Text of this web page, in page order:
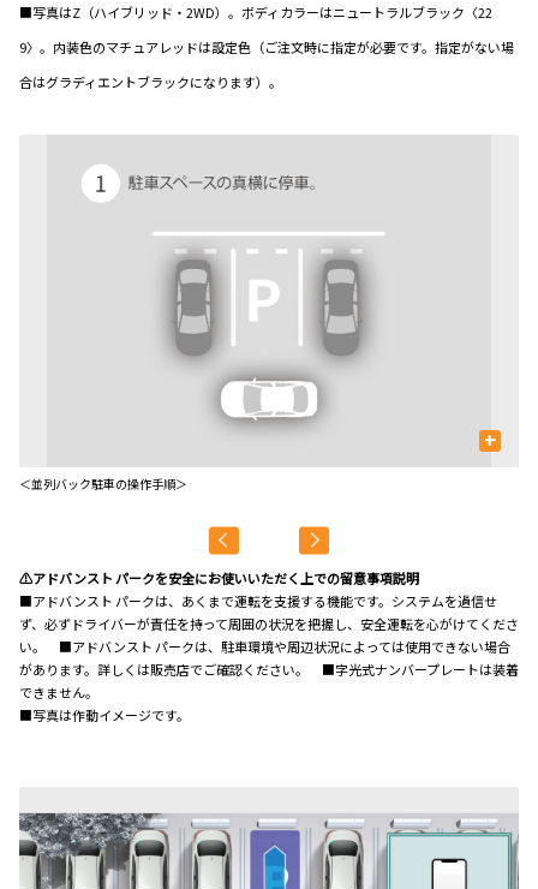
■写真はZ（ハイブリッド・2WD）。ボディカラーはニュートラルブラック〈22
9〉。内装色のマチュアレッドは設定色（ご注文時に指定が必要です。指定がない場
合はグラディエントブラックになります）。
+
＜並列バック駐車の操作手順＞
⚠アドバンスト パークを安全にお使いいただく上での留意事項説明
■アドバンスト パークは、あくまで運転を支援する機能です。システムを過信せ
ず、必ずドライバーが責任を持って周囲の状況を把握し、安全運転を心がけてくださ
い。 ■アドバンスト パークは、駐車環境や周辺状況によっては使用できない場合
があります。詳しくは販売店でご確認ください。 ■字光式ナンバープレートは装着
できません。
■写真は作動イメージです。